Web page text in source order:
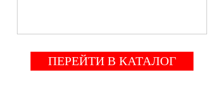
ПЕРЕЙТИ В КАТАЛОГ